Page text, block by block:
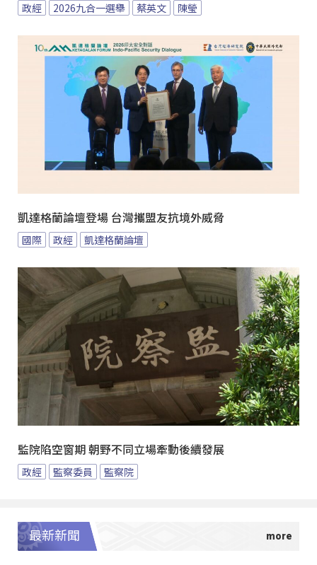
政經 2026九合一選舉 蔡英文 陳瑩
凱達格蘭論壇登場 台灣攜盟友抗境外威脅
國際 政經 凱達格蘭論壇
監院陷空窗期 朝野不同立場牽動後續發展
政經 監察委員 監察院
最新新聞